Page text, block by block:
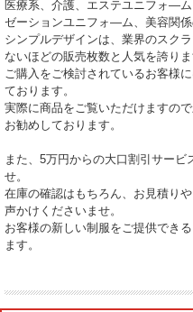
医療系、介護、エステユニフォ―
ゼーションユニフォ―ム、美容関係
シンプルデザインは、業界のスク
ないほどの販売枚数と人気を誇りま
ご購入をご検討されているお客様
ております。
実際に商品をご覧いただけますの
お勧めしております。
また、5万円からの大口割引サー
せ。
在庫の確認はもちろん、お見積り
声かけくださいませ。
お客様の新しい制服をご提供でき
ます。